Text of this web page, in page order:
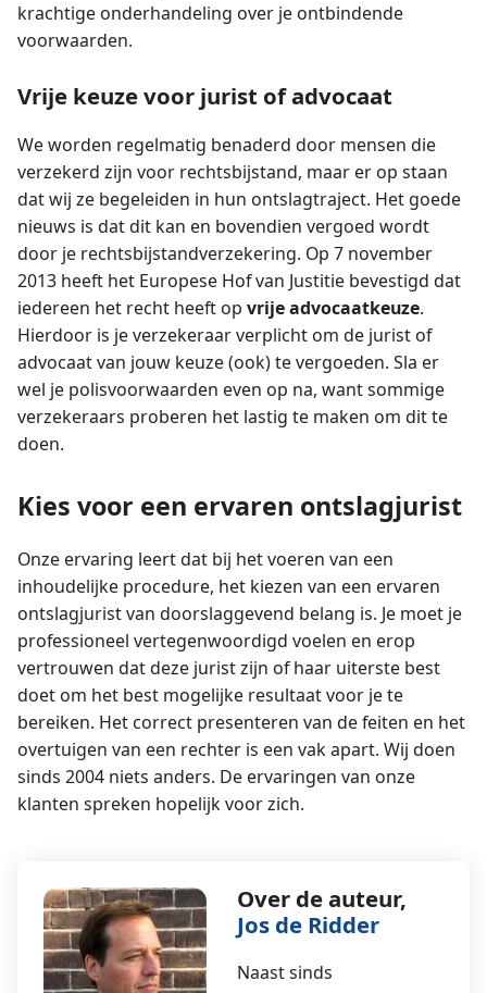
krachtige onderhandeling over je ontbindende
voorwaarden.
Vrije keuze voor jurist of advocaat
We worden regelmatig benaderd door mensen die
verzekerd zijn voor rechtsbijstand, maar er op staan
dat wij ze begeleiden in hun ontslagtraject. Het goede
nieuws is dat dit kan en bovendien vergoed wordt
door je rechtsbijstandverzekering. Op 7 november
2013 heeft het Europese Hof van Justitie bevestigd dat
iedereen het recht heeft op vrije advocaatkeuze.
Hierdoor is je verzekeraar verplicht om de jurist of
advocaat van jouw keuze (ook) te vergoeden. Sla er
wel je polisvoorwaarden even op na, want sommige
verzekeraars proberen het lastig te maken om dit te
doen.
Kies voor een ervaren ontslagjurist
Onze ervaring leert dat bij het voeren van een
inhoudelijke procedure, het kiezen van een ervaren
ontslagjurist van doorslaggevend belang is. Je moet je
professioneel vertegenwoordigd voelen en erop
vertrouwen dat deze jurist zijn of haar uiterste best
doet om het best mogelijke resultaat voor je te
bereiken. Het correct presenteren van de feiten en het
overtuigen van een rechter is een vak apart. Wij doen
sinds 2004 niets anders. De ervaringen van onze
klanten spreken hopelijk voor zich.
Over de auteur,
Jos de Ridder
Naast sinds